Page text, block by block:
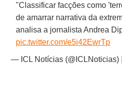
"Classificar facções como
de amarrar narrativa da
analisa a jornalista Andrea
pic.twitter.com/e5i42EwrTp
— ICL Notícias (@ICLNoticias)